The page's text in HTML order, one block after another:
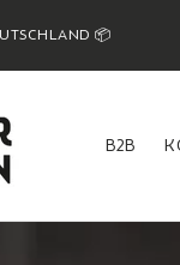
📦
B2B